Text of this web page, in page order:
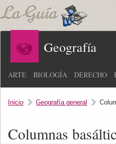
Geografía
ARTE BIOLOGÍA DERECHO
Inicio Geografía general
Columnas